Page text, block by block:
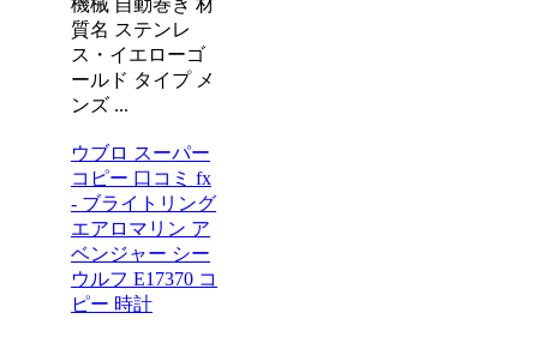
機械 自動巻き 材
質名 ステンレ
ス・イエローゴ
ールド タイプ メ
ンズ ...
ウブロ スーパー
コピー 口コミ fx
- ブライトリング
エアロマリン ア
ベンジャー シー
ウルフ E17370 コ
ピー 時計